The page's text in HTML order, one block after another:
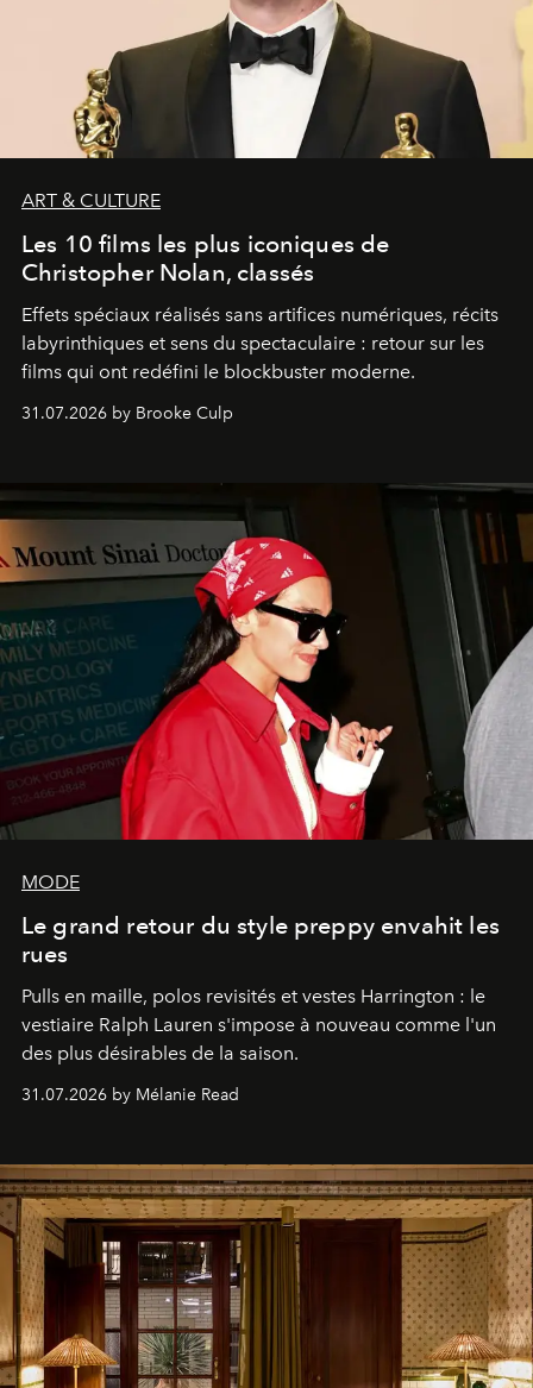
ART & CULTURE
Les 10 films les plus iconiques de
Christopher Nolan, classés
Effets spéciaux réalisés sans artifices numériques, récits
labyrinthiques et sens du spectaculaire : retour sur les
films qui ont redéfini le blockbuster moderne.
31.07.2026 by Brooke Culp
MODE
Le grand retour du style preppy envahit les
rues
Pulls en maille, polos revisités et vestes Harrington : le
vestiaire Ralph Lauren s'impose à nouveau comme l'un
des plus désirables de la saison.
31.07.2026 by Mélanie Read